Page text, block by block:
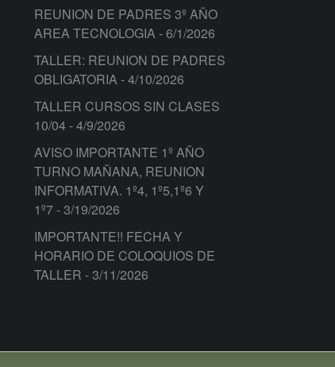
REUNION DE PADRES 3º AÑO
AREA TECNOLOGIA- 6/1/2026
TALLER: REUNION DE PADRES
OBLIGATORIA- 4/10/2026
TALLER CURSOS SIN CLASES
10/04- 4/9/2026
AVISO IMPORTANTE 1º AÑO
TURNO MAÑANA, REUNION
INFORMATIVA. 1º4, 1º5,1º6 Y
1º7- 3/19/2026
IMPORTANTE!! FECHA Y
HORARIO DE COLOQUIOS DE
TALLER - 3/11/2026